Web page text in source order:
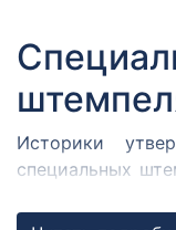
Историки
специальных
собрался